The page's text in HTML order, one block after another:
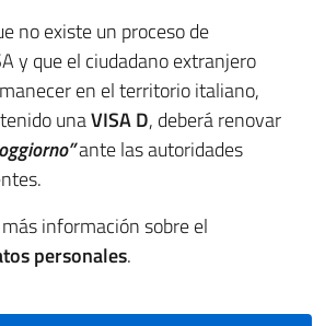
no existe un proceso de
y que el ciudadano extranjero
en el territorio italiano,
unaVISA D, deberá renovar
ante las autoridades
información sobre el
personales.